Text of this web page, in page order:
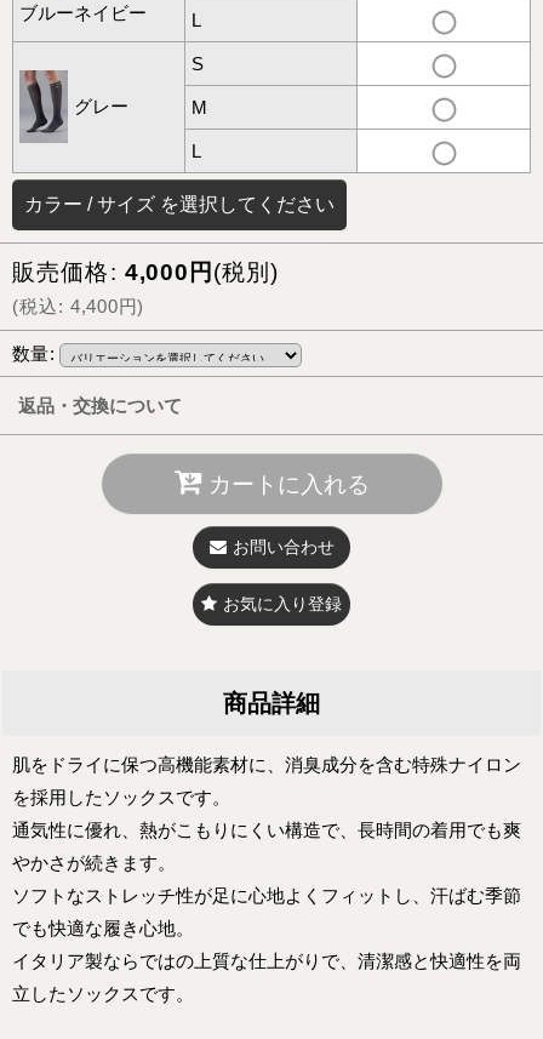
ブルーネイビー L
グレー
S
M
L
カラー / サイズ を選択してください
販売価格: 4,000 円 (税別)
(税込: 4,400円)
数量:
返品・交換について
カートに入れる
お問い合わせ
お気に入り登録
商品詳細
肌をドライに保つ高機能素材に、消臭成分を含む特殊ナイロン
を採用したソックスです。
通気性に優れ、熱がこもりにくい構造で、長時間の着用でも爽
やかさが続きます。
ソフトなストレッチ性が足に心地よくフィットし、汗ばむ季節
でも快適な履き心地。
イタリア製ならではの上質な仕上がりで、清潔感と快適性を両
立したソックスです。